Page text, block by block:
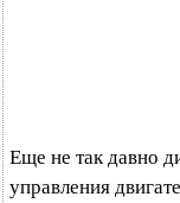
Еще не так давно
управления